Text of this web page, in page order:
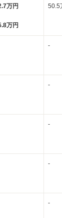
万円
万円
50.5
-
-
-
-
-